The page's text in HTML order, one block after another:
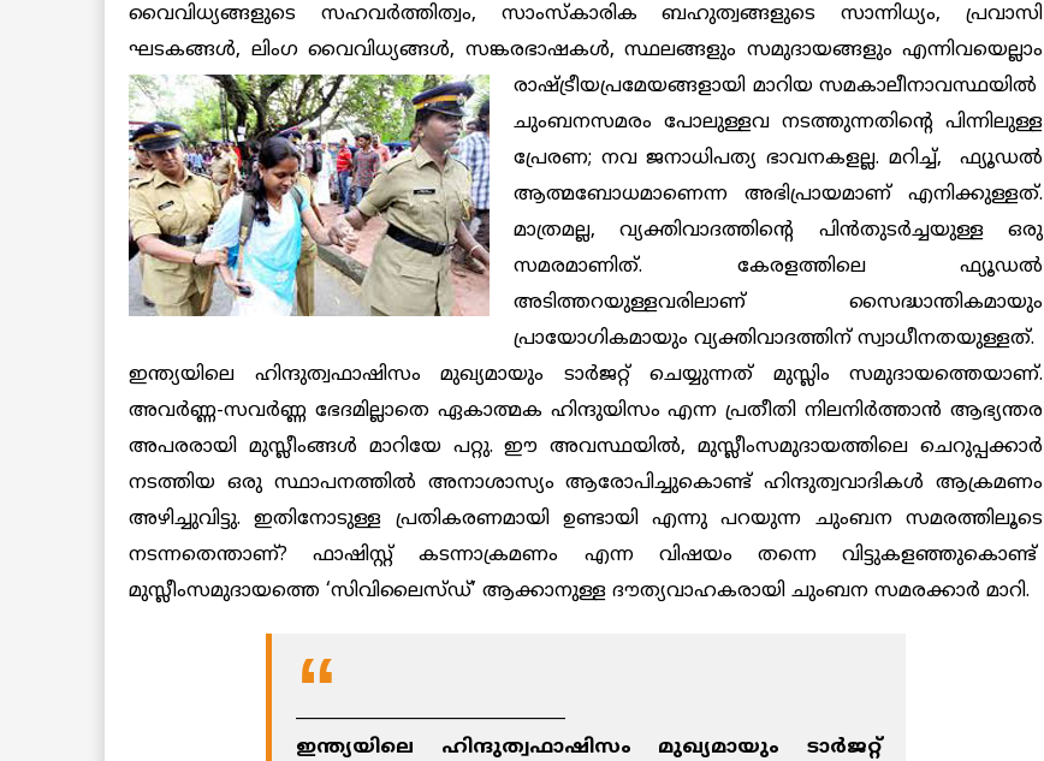
വൈവിധ്യങ്ങളുടെ സഹവര്‍ത്തിത്വം, സാംസ്‌കാരിക ബഹുത്വങ്ങളുടെ സാന്നിധ്യം, പ്രവാസി
ഘടകങ്ങള്‍, ലിംഗ വൈവിധ്യങ്ങള്‍, സങ്കരഭാഷകള്‍, സ്ഥലങ്ങളും സമുദായങ്ങളും എന്നിവയെല്ലാം
രാഷ്ട്രീയപ്രമേയങ്ങളായി മാറിയ സമകാലീനാവസ്ഥയില്‍
ചുംബനസമരം പോലുള്ളവ നടത്തുന്നതിന്റെ പിന്നിലുള്ള
പ്രേരണ; നവ ജനാധിപത്യ ഭാവനകളല്ല. മറിച്ച്, ഫ്യൂഡല്‍
ആത്മബോധമാണെന്ന അഭിപ്രായമാണ് എനിക്കുള്ളത്.
മാത്രമല്ല, വ്യക്തിവാദത്തിന്റെ പിന്‍തുടര്‍ച്ചയുള്ള ഒരു
സമരമാണിത്. കേരളത്തിലെ ഫ്യൂഡല്‍
അടിത്തറയുള്ളവരിലാണ് സൈദ്ധാന്തികമായും
പ്രായോഗികമായും വ്യക്തിവാദത്തിന് സ്വാധീനതയുള്ളത്.
ഇന്ത്യയിലെ ഹിന്ദുത്വഫാഷിസം മുഖ്യമായും ടാര്‍ജറ്റ് ചെയ്യുന്നത് മുസ്ലിം സമുദായത്തെയാണ്.
അവര്‍ണ്ണ-സവര്‍ണ്ണ ഭേദമില്ലാതെ ഏകാത്മക ഹിന്ദുയിസം എന്ന പ്രതീതി നിലനിര്‍ത്താന്‍ ആഭ്യന്തര
അപരരായി മുസ്ലീംങ്ങള്‍ മാറിയേ പറ്റു. ഈ അവസ്ഥയില്‍, മുസ്ലീംസമുദായത്തിലെ ചെറുപ്പക്കാര്‍
നടത്തിയ ഒരു സ്ഥാപനത്തില്‍ അനാശാസ്യം ആരോപിച്ചുകൊണ്ട് ഹിന്ദുത്വവാദികള്‍ ആക്രമണം
അഴിച്ചുവിട്ടു. ഇതിനോടുള്ള പ്രതികരണമായി ഉണ്ടായി എന്നു പറയുന്ന ചുംബന സമരത്തിലൂടെ
നടന്നതെന്താണ്? ഫാഷിസ്റ്റ് കടന്നാക്രമണം എന്ന വിഷയം തന്നെ വിട്ടുകളഞ്ഞുകൊണ്ട്
മുസ്ലീംസമുദായത്തെ ‘സിവിലൈസ്ഡ്’ ആക്കാനുള്ള ദൗത്യവാഹകരായി ചുംബന സമരക്കാര്‍ മാറി.
ഇന്ത്യയിലെ ഹിന്ദുത്വഫാഷിസം മുഖ്യമായും ടാര്‍ജറ്റ്